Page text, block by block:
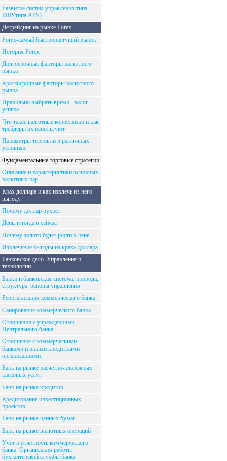
Развитие систем управления типа
ERP(типа APS)
Детрейдинг на рынке Forex
Forex-самый быстрорастущий рынок
История Forex
Долгосрочные факторы валютного
рынка
Краткосрочные факторы валютного
рынка
Правильно выбрать время - залог
успеха
Что такое валютные корреляции и как
трейдеры их используют
Параметры торговли в различных
условиях
Фундаментальные торговые стратегии
Описание и характеристики основных
валютных пар
Крах доллара и как извлечь из него
выгоду
Почему доллар рухнет
Деньги тогда и сейчас
Почему золото будет рости в цене
Извлечение выгоды из краха доллара
Банковское дело. Управление и
технологии
Банки и банковская система: природа,
структура, основы управления
Реорганизация коммерческого банка
Санирование коммерческого банка
Отношения с учреждениями
Центрального банка
Отношение с коммерческими
банками и иными кредитными
организациями
Банк на рынке расчётно-платёжных
кассовых услуг
Банк на рынке кредитов
Кредитование инвестиционных
проектов
Банк на рынке ценных бумаг
Банк на рынке валютных операций
Учёт и отчетность коммерческого
банка. Организация работы
бухгалтерской службы банка